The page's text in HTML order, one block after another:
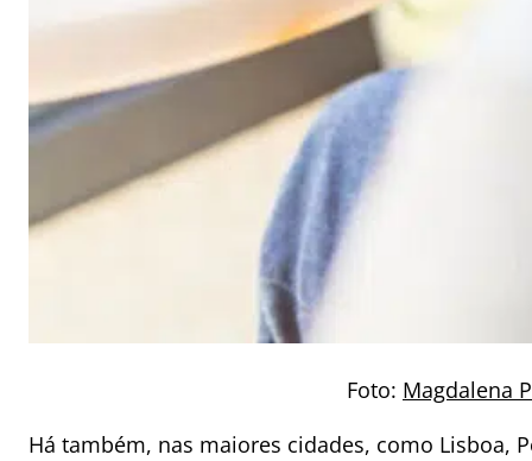
Foto: Magdalena
Há também, nas maiores cidades, como Lisboa,